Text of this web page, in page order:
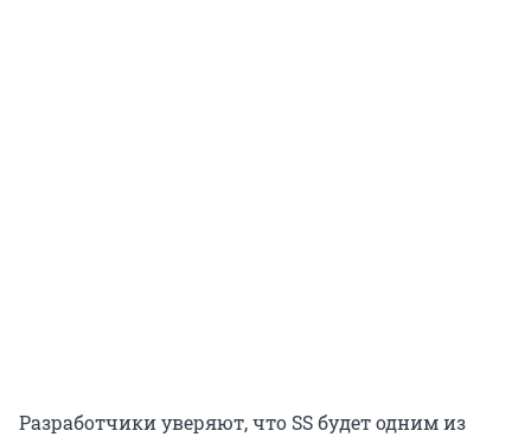
Разработчики уверяют, что SS будет одним из